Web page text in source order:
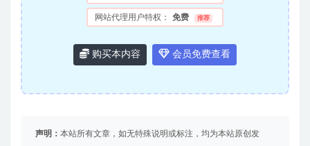
网站代理用户特权： 免费 推荐
购买本内容 会员免费查看
声明： 本站所有文章，如无特殊说明或标注，均为本站原创发